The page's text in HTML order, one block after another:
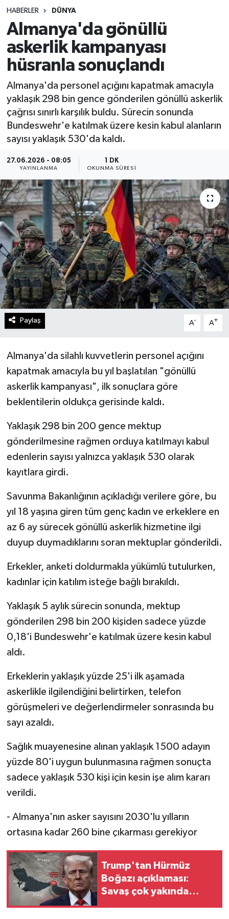
HABERLER DÜNYA
Almanya'da gönüllü
askerlik kampanyası
hüsranla sonuçlandı
Almanya'da personel açığını kapatmak amacıyla
yaklaşık 298 bin gence gönderilen gönüllü askerlik
çağrısı sınırlı karşılık buldu. Sürecin sonunda
Bundeswehr'e katılmak üzere kesin kabul alanların
sayısı yaklaşık 530'da kaldı.
27.06.2026 - 08:05
YAYINLANMA
1 DK
OKUNMA SÜRESI
Paylaş A- A+
Almanya'da silahlı kuvvetlerin personel açığını
kapatmak amacıyla bu yıl başlatılan "gönüllü
askerlik kampanyası", ilk sonuçlara göre
beklentilerin oldukça gerisinde kaldı.
Yaklaşık 298 bin 200 gence mektup
gönderilmesine rağmen orduya katılmayı kabul
edenlerin sayısı yalnızca yaklaşık 530 olarak
kayıtlara girdi.
Savunma Bakanlığının açıkladığı verilere göre, bu
yıl 18 yaşına giren tüm genç kadın ve erkeklere en
az 6 ay sürecek gönüllü askerlik hizmetine ilgi
duyup duymadıklarını soran mektuplar gönderildi.
Erkekler, anketi doldurmakla yükümlü tutulurken,
kadınlar için katılım isteğe bağlı bırakıldı.
Yaklaşık 5 aylık sürecin sonunda, mektup
gönderilen 298 bin 200 kişiden sadece yüzde
0,18'i Bundeswehr'e katılmak üzere kesin kabul
aldı.
Erkeklerin yaklaşık yüzde 25'i ilk aşamada
askerlikle ilgilendiğini belirtirken, telefon
görüşmeleri ve değerlendirmeler sonrasında bu
sayı azaldı.
Sağlık muayenesine alınan yaklaşık 1500 adayın
yüzde 80'i uygun bulunmasına rağmen sonuçta
sadece yaklaşık 530 kişi için kesin işe alım kararı
verildi.
- Almanya'nın asker sayısını 2030'lu yılların
ortasına kadar 260 bine çıkarması gerekiyor
Trump'tan Hürmüz
Boğazı açıklaması:
Savaş çok yakında
Spor
Teknoloji
Yaşam